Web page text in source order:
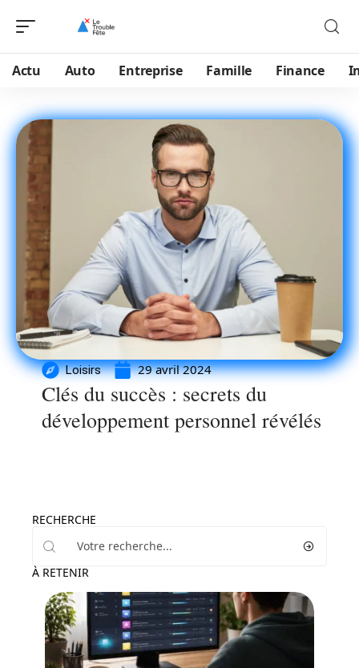
Actu Auto Entreprise Famille Finance
Loisirs 29 avril 2024
Clés du succès : secrets du
développement personnel révélés
RECHERCHE
À RETENIR